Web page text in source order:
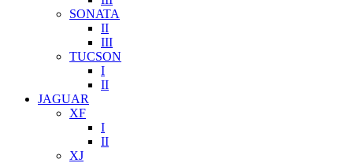
SONATA
II
III
TUCSON
I
II
JAGUAR
XF
I
II
XJ